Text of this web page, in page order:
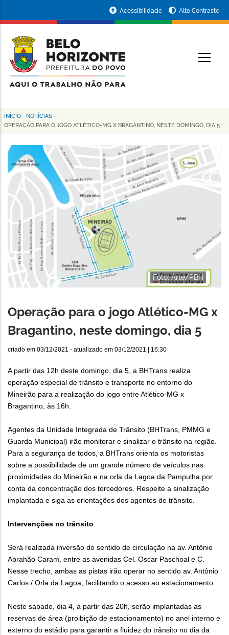
conteúdo
principal
da
Prefeitura
de
Horizonte
Acessibilidade Alto Contraste
Trilha
navegação
INÍCIO - NOTÍCIAS -
OPERAÇÃO PARA O JOGO ATLÉTICO-MG X BRAGANTINO, NESTE DOMINGO, DIA 5
Foto: Arte/PBH
Operação para o jogo Atlético-MG x
Bragantino, neste domingo, dia 5
criado em 03/12/2021 - atualizado em 03/12/2021 | 16:30
A partir das 12h deste domingo, dia 5, a BHTrans realiza
operação especial de trânsito e transporte no entorno do
Mineirão para a realização do jogo entre Atlético-MG x
Bragantino, às 16h.
Agentes da Unidade Integrada de Trânsito (BHTrans, PMMG e
Guarda Municipal) irão monitorar e sinalizar o trânsito na região.
Para a segurança de todos, a BHTrans orienta os motoristas
sobre a possibilidade de um grande número de veículos nas
proximidades do Mineirão e na orla da Lagoa da Pampulha por
conta da concentração dos torcedores. Respeite a sinalização
implantada e siga as orientações dos agentes de trânsito.
Intervenções no trânsito
Será realizada inversão do sentido de circulação na av. Antônio
Abrahão Caram, entre as avenidas Cel. Oscar Paschoal e C.
Nesse trecho, ambas as pistas irão operar no sentido av. Antônio
Carlos / Orla da Lagoa, facilitando o acesso ao estacionamento.
Neste sábado, dia 4, a partir das 20h, serão implantadas as
reservas de área (proibição de estacionamento) no anel interno e
externo do estádio para garantir a fluidez do trânsito no dia da